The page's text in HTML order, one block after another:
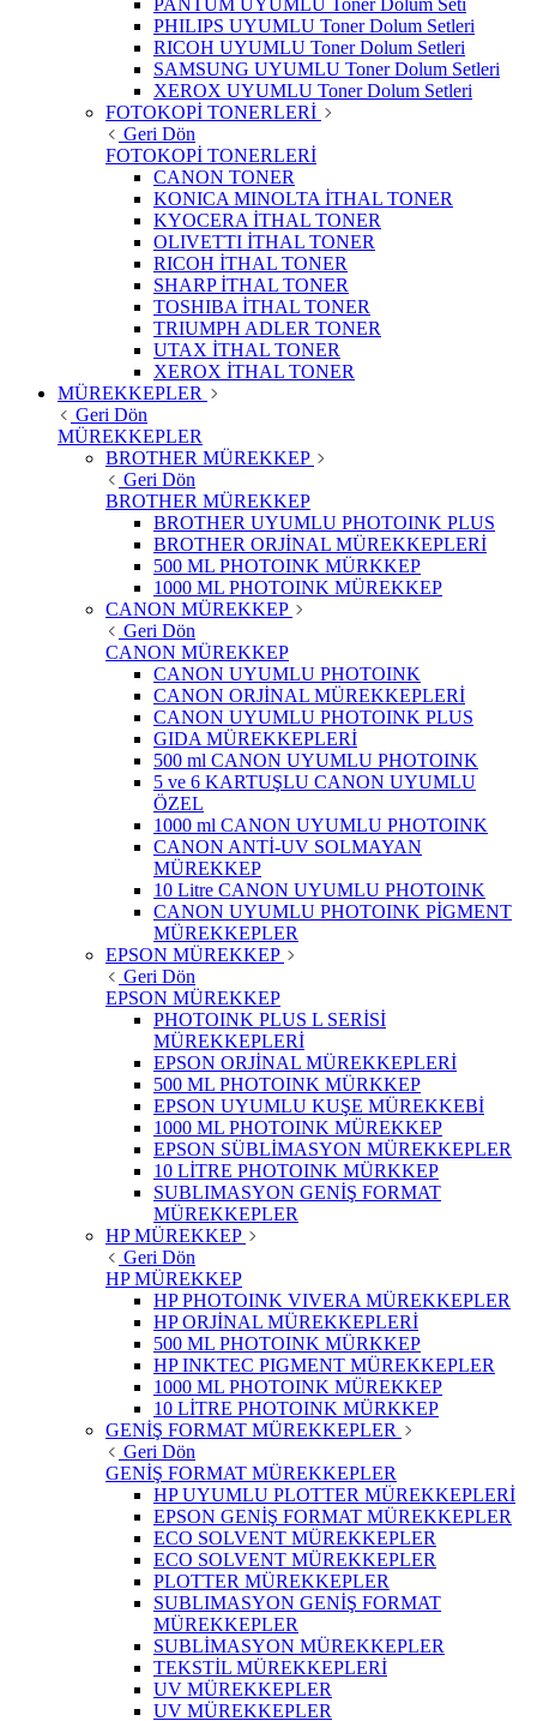
PANTUM UYUMLU Toner Dolum Seti
PHILIPS UYUMLU Toner Dolum Setleri
RICOH UYUMLU Toner Dolum Setleri
SAMSUNG UYUMLU Toner Dolum Setleri
XEROX UYUMLU Toner Dolum Setleri
FOTOKOPİ TONERLERİ
Geri Dön
FOTOKOPİ TONERLERİ
CANON TONER
KONICA MINOLTA İTHAL TONER
KYOCERA İTHAL TONER
OLIVETTI İTHAL TONER
RICOH İTHAL TONER
SHARP İTHAL TONER
TOSHIBA İTHAL TONER
TRIUMPH ADLER TONER
UTAX İTHAL TONER
XEROX İTHAL TONER
MÜREKKEPLER
Geri Dön
MÜREKKEPLER
BROTHER MÜREKKEP
Geri Dön
BROTHER MÜREKKEP
BROTHER UYUMLU PHOTOINK PLUS
BROTHER ORJİNAL MÜREKKEPLERİ
500 ML PHOTOINK MÜRKKEP
1000 ML PHOTOINK MÜREKKEP
CANON MÜREKKEP
Geri Dön
CANON MÜREKKEP
CANON UYUMLU PHOTOINK
CANON ORJİNAL MÜREKKEPLERİ
CANON UYUMLU PHOTOINK PLUS
GIDA MÜREKKEPLERİ
500 ml CANON UYUMLU PHOTOINK
5 ve 6 KARTUŞLU CANON UYUMLU
ÖZEL
1000 ml CANON UYUMLU PHOTOINK
CANON ANTİ-UV SOLMAYAN
MÜREKKEP
10 Litre CANON UYUMLU PHOTOINK
CANON UYUMLU PHOTOINK PİGMENT
MÜREKKEPLER
EPSON MÜREKKEP
Geri Dön
EPSON MÜREKKEP
PHOTOINK PLUS L SERİSİ
MÜREKKEPLERİ
EPSON ORJİNAL MÜREKKEPLERİ
500 ML PHOTOINK MÜRKKEP
EPSON UYUMLU KUŞE MÜREKKEBİ
1000 ML PHOTOINK MÜREKKEP
EPSON SÜBLİMASYON MÜREKKEPLER
10 LİTRE PHOTOINK MÜRKKEP
SUBLIMASYON GENİŞ FORMAT
MÜREKKEPLER
HP MÜREKKEP
Geri Dön
HP MÜREKKEP
HP PHOTOINK VIVERA MÜREKKEPLER
HP ORJİNAL MÜREKKEPLERİ
500 ML PHOTOINK MÜRKKEP
HP INKTEC PIGMENT MÜREKKEPLER
1000 ML PHOTOINK MÜREKKEP
10 LİTRE PHOTOINK MÜRKKEP
GENİŞ FORMAT MÜREKKEPLER
Geri Dön
GENİŞ FORMAT MÜREKKEPLER
HP UYUMLU PLOTTER MÜREKKEPLERİ
EPSON GENİŞ FORMAT MÜREKKEPLER
ECO SOLVENT MÜREKKEPLER
ECO SOLVENT MÜREKKEPLER
PLOTTER MÜREKKEPLER
SUBLIMASYON GENİŞ FORMAT
MÜREKKEPLER
SUBLİMASYON MÜREKKEPLER
TEKSTİL MÜREKKEPLERİ
UV MÜREKKEPLER
UV MÜREKKEPLER